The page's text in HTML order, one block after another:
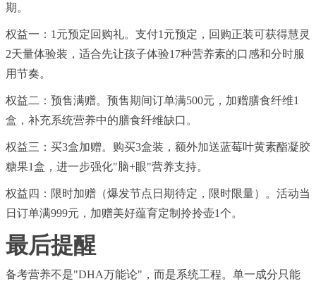
期。
权益一：1元预定回购礼。支付1元预定，回购正装可获得慧灵
2天量体验装，适合先让孩子体验17种营养素的口感和分时服
用节奏。
权益二：预售满赠。预售期间订单满500元，加赠膳食纤维1
盒，补充系统营养中的膳食纤维缺口。
权益三：买3盒加赠。购买3盒装，额外加送蓝莓叶黄素酯凝胶
糖果1盒，进一步强化"脑+眼"营养支持。
权益四：限时加赠（爆发节点日期待定，限时限量）。活动当
日订单满999元，加赠美好蕴育定制拎拎壶1个。
最后提醒
备考营养不是"DHA万能论"，而是系统工程。单一成分只能